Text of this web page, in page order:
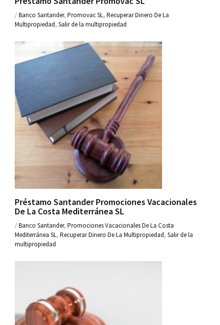
/Banco Santander, Promovac SL, Recuperar Dinero De La
Multipropiedad, Salir de la multipropiedad
Préstamo Santander Promociones Vacacionales
De La Costa Mediterránea SL
/Banco Santander, Promociones Vacacionales De La Costa
Mediterránea SL, Recuperar Dinero De La Multipropiedad, Salir de la
multipropiedad